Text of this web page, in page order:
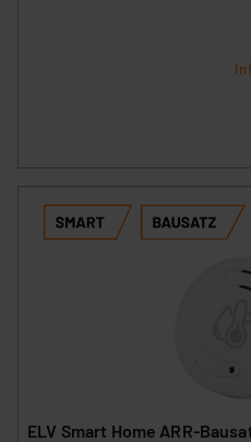
ELV Smart Home ARR-